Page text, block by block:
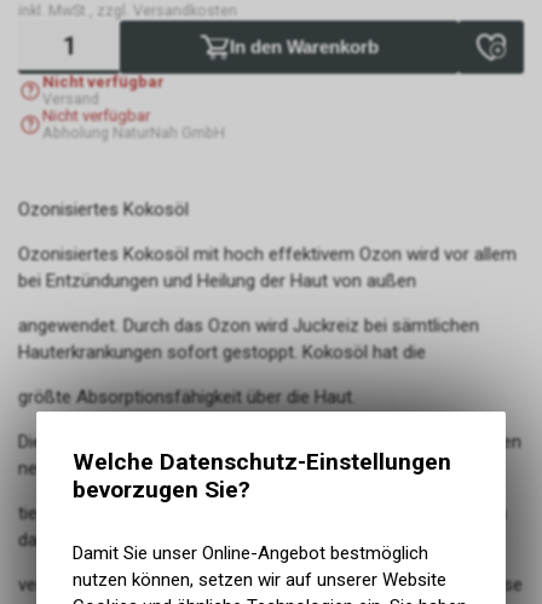
inkl. MwSt., zzgl. Versandkosten
In den Warenkorb
Nicht verfügbar
Versand
Nicht verfügbar
Abholung NaturNah GmbH
Ozonisiertes Kokosöl
Ozonisiertes Kokosöl mit hoch effektivem Ozon wird vor allem
bei Entzündungen und Heilung der Haut von außen
angewendet. Durch das Ozon wird Juckreiz bei sämtlichen
Hauterkrankungen sofort gestoppt. Kokosöl hat die
größte Absorptionsfähigkeit über die Haut.
Die durch die Ozonisierung des Öles neu gebildeten Substanzen
nennt man Peroxide und Ozonide. Diese können
tief in die Hautschichten eindringen, um aktiven Sauerstoff an
das beschädigte Gewebe abzugeben. Die dadurch
verbesserte Sauerstoffversorgung kann schädigende Prozesse
Welche Datenschutz-Einstellungen
bevorzugen Sie?
Damit Sie unser Online-Angebot bestmöglich
nutzen können, setzen wir auf unserer Website